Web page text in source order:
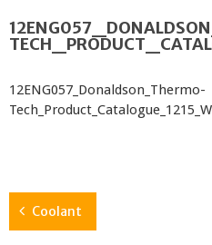
12ENG057_Donaldson_Thermo-
Coolant